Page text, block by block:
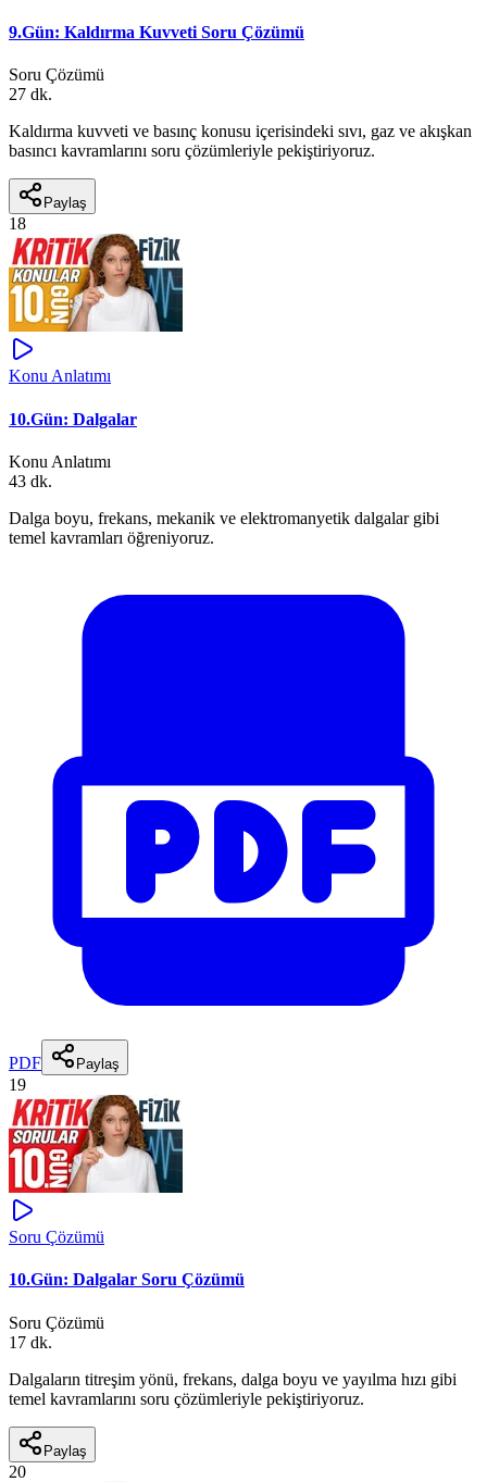
9.Gün: Kaldırma Kuvveti Soru Çözümü
Soru Çözümü
27 dk.
Kaldırma kuvveti ve basınç konusu içerisindeki sıvı, gaz ve akışkan
basıncı kavramlarını soru çözümleriyle pekiştiriyoruz.
Paylaş
18
Konu Anlatımı
10.Gün: Dalgalar
Konu Anlatımı
43 dk.
Dalga boyu, frekans, mekanik ve elektromanyetik dalgalar gibi
temel kavramları öğreniyoruz.
PDF Paylaş
19
Soru Çözümü
10.Gün: Dalgalar Soru Çözümü
Soru Çözümü
17 dk.
Dalgaların titreşim yönü, frekans, dalga boyu ve yayılma hızı gibi
temel kavramlarını soru çözümleriyle pekiştiriyoruz.
Paylaş
20